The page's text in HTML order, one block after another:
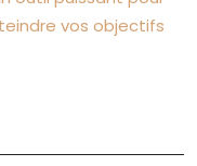
vos objectifs